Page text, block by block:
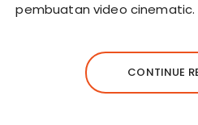
pembuatan video cinematic.
CONTINUE